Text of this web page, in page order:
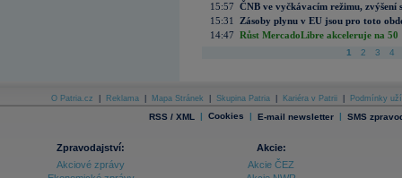
15:57 ČNB ve vyčkávacím režimu, zvýšení
15:31
Zásoby plynu v EU jsou pro toto
14:47 Růst MercadoLibre akceleruje na
1 2 3 4
O Patria.cz Reklama Mapa Stránek Skupina Patria Kariéra v Patrii Podmínky
RSS / XML | Cookies | E-mail newsletter | SMS
Zpravodajství:
Akciové zprávy
Akcie:
Akcie ČEZ